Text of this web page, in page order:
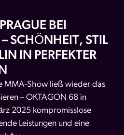
BEI
SCHÖNHEIT, STIL
IN PERFEKTER
MMA-Show ließ wieder das
– OKTAGON 68 in
2025 kompromisslose
Leistungen und eine